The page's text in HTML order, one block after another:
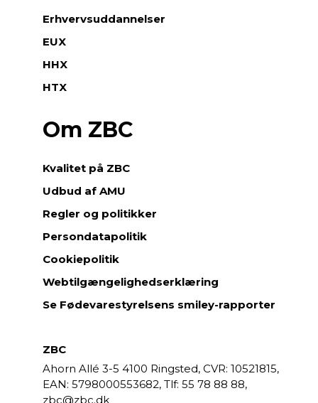
Erhvervsuddannelser
EUX
HHX
HTX
Om ZBC
Kvalitet på ZBC
Udbud af AMU
Regler og politikker
Persondatapolitik
Cookiepolitik
Webtilgængelighedserklæring
Se Fødevarestyrelsens smiley-rapporter
ZBC
Ahorn Allé 3-5 4100 Ringsted, CVR: 10521815,
EAN: 5798000553682,
55 78 88 88,
zbc@zbc.dk